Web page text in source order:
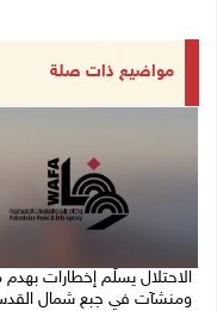
مواضيع ذات صلة
الاحتلال يسلّم إخطارات بهدم
ومنشآت في جبع شمال